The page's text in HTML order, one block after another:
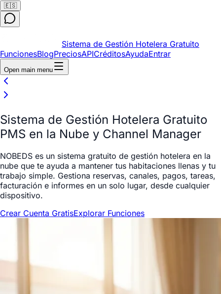
🇪🇸
Sistema de Gestión Hotelera Gratuito
FuncionesBlogPreciosAPICréditosAyudaEntrar
Open main menu
Sistema de Gestión Hotelera Gratuito
PMS en la Nube y Channel Manager
NOBEDS es un sistema gratuito de gestión hotelera en la
nube que te ayuda a mantener tus habitaciones llenas y tu
trabajo simple. Gestiona reservas, canales, pagos, tareas,
facturación e informes en un solo lugar, desde cualquier
dispositivo.
Crear Cuenta GratisExplorar Funciones